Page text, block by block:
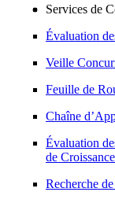
Services de
Évaluation
Veille
Feuille de
Chaîne
Évaluation
de Croissance
Recherche